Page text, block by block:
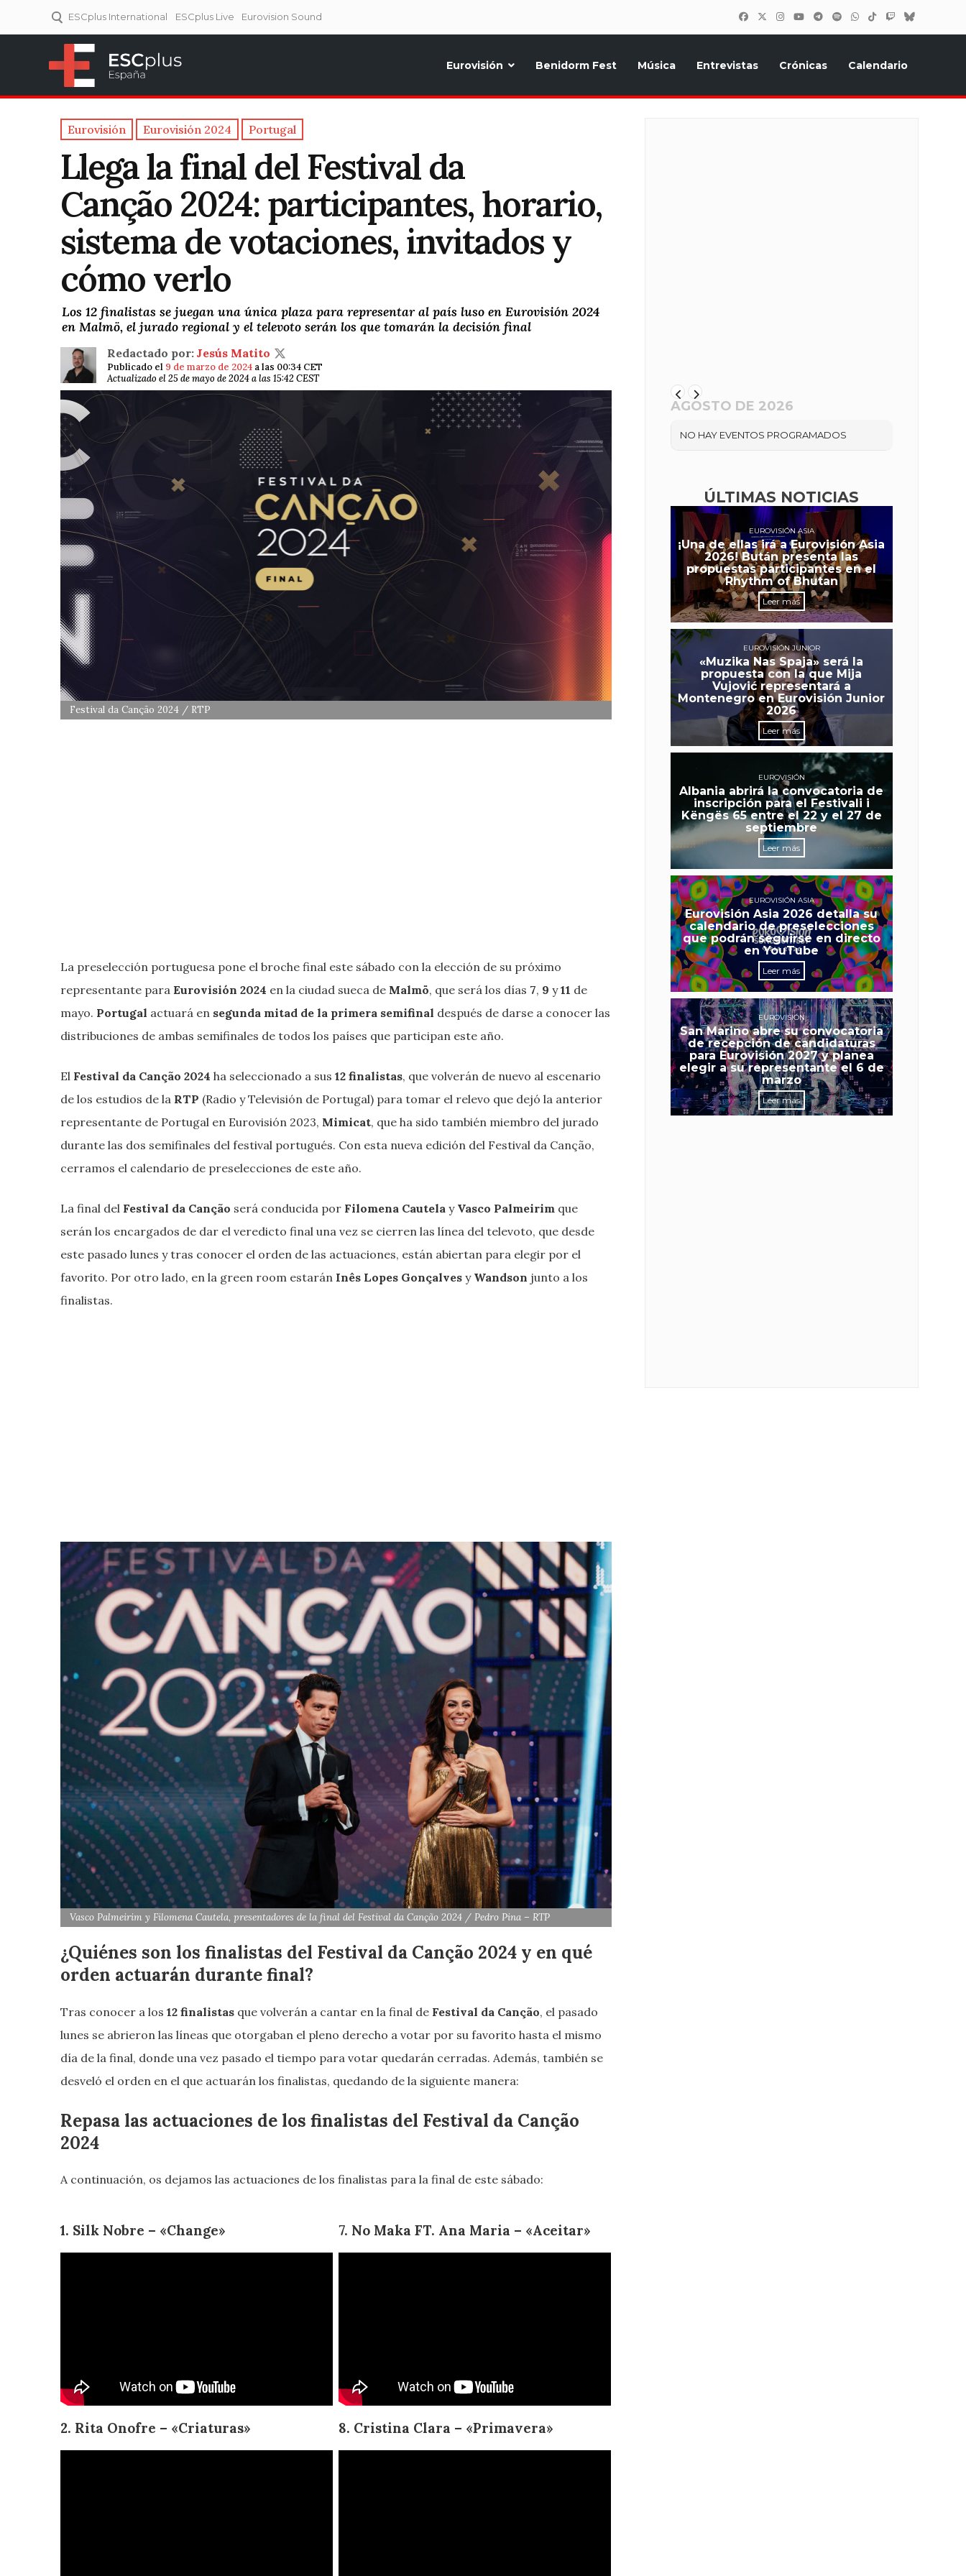
ESCplus International ESCplus Live Eurovision Sound
Eurovisión Benidorm Fest Música Entrevistas Crónicas Calendario
Eurovisión Eurovisión 2024 Portugal
Llega la final del Festival da
Canção 2024: participantes, horario,
sistema de votaciones, invitados y
cómo verlo
Los 12 finalistas se juegan una única plaza para representar al país luso en Eurovisión 2024
en Malmö, el jurado regional y el televoto serán los que tomarán la decisión final
Redactado por: Jesús Matito
Publicado el 9 de marzo de 2024 a las 00:34 CET
Actualizado el 25 de mayo de 2024 a las 15:42 CEST
Festival da Canção 2024 / RTP
La preselección portuguesa pone el broche final este sábado con la elección de su próximo
representante para Eurovisión 2024 en la ciudad sueca de Malmö, que será los días 7, 9 y11 de
mayo. Portugal actuará en segunda mitad de la primera semifinal después de darse a conocer las
distribuciones de ambas semifinales de todos los países que participan este año.
El Festival da Canção 2024 ha seleccionado a sus 12 finalistas, que volverán de nuevo al escenario
de los estudios de la RTP (Radio y Televisión de Portugal) para tomar el relevo que dejó la anterior
representante de Portugal en Eurovisión 2023, Mimicat, que ha sido también miembro del jurado
durante las dos semifinales del festival portugués. Con esta nueva edición del Festival da Canção,
cerramos el calendario de preselecciones de este año.
La final del Festival da Canção será conducida por Filomena Cautela y Vasco Palmeirim que
serán los encargados de dar el veredicto final una vez se cierren las línea del televoto, que desde
este pasado lunes y tras conocer el orden de las actuaciones, están abiertan para elegir por el
favorito. Por otro lado, en la green room estarán Inês Lopes Gonçalves y Wandson junto a los
finalistas.
Vasco Palmeirim y Filomena Cautela, presentadores de la final del Festival da Canção 2024 / Pedro Pina – RTP
¿Quiénes son los finalistas del Festival da Canção 2024 y en qué
orden actuarán durante final?
Tras conocer a los 12 finalistas que volverán a cantar en la final de Festival da Canção, el pasado
lunes se abrieron las líneas que otorgaban el pleno derecho a votar por su favorito hasta el mismo
día de la final, donde una vez pasado el tiempo para votar quedarán cerradas. Además, también se
desveló el orden en el que actuarán los finalistas, quedando de la siguiente manera:
Repasa las actuaciones de los finalistas del Festival da Canção
2024
A continuación, os dejamos las actuaciones de los finalistas para la final de este sábado:
1. Silk Nobre – «Change»
2. Rita Onofre – «Criaturas»
7. No Maka FT. Ana Maria – «Aceitar»
8. Cristina Clara – «Primavera»
AGOSTO DE 2026
NO HAY EVENTOS PROGRAMADOS
ÚLTIMAS NOTICIAS
EUROVISIÓN ASIA
¡Una de ellas irá a Eurovisión Asia
2026! Bután presenta las
propuestas participantes en el
Rhythm of Bhutan
Leer más
EUROVISIÓN JUNIOR
«Muzika Nas Spaja» será la
propuesta con la que Mija
Vujović representará a
Montenegro en Eurovisión Junior
2026
Leer más
EUROVISIÓN
Albania abrirá la convocatoria de
inscripción para el Festivali i
Këngës 65 entre el 22 y el 27 de
septiembre
Leer más
EUROVISIÓN ASIA
Eurovisión Asia 2026 detalla su
calendario de preselecciones
que podrán seguirse en directo
en YouTube
Leer más
EUROVISIÓN
San Marino abre su convocatoria
de recepción de candidaturas
para Eurovisión 2027 y planea
elegir a su representante el 6 de
marzo
Leer más